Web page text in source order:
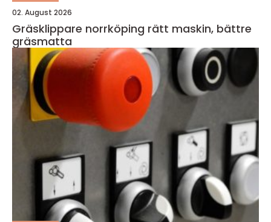
02. August 2026
Gräsklippare norrköping rätt maskin, bättre
gräsmatta